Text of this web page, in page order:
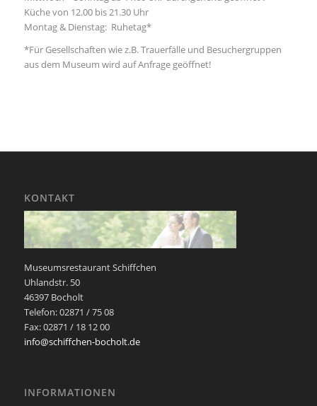
Küche von 12.00 bis 21.30 Uhr
Montag & Dienstag: Ruhetag*
*Für Gesellschaften wie z.B. Trauerfälle und Besuchergruppen
aus dem Museum wird auf Anfrage geöffnet!
KONTAKT
Museumsrestaurant Schiffchen
Uhlandstr. 50
46397 Bocholt
Telefon: 02871 / 75 08
Fax: 02871 / 18 12 00
info@schiffchen-bocholt.de
INFORMATIONEN